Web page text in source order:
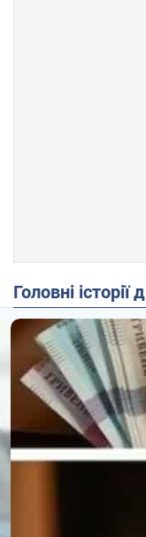
Головні історії